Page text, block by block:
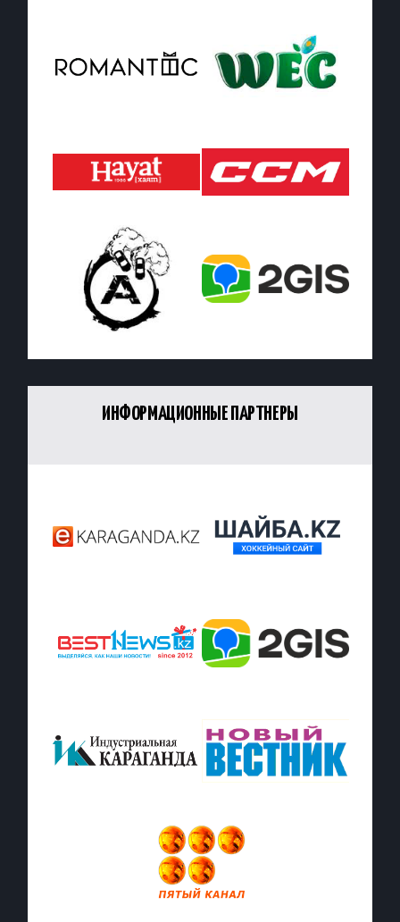
ИНФОРМАЦИОННЫЕ ПАРТНЕРЫ